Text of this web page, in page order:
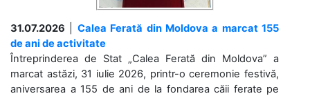
31.07.2026
Calea Ferată din Moldova a marcat 155
de ani de activitate
Întreprinderea de Stat „Calea Ferată din Moldova” a
marcat astăzi, 31 iulie 2026, printr-o ceremonie festivă,
aniversarea a 155 de ani de la fondarea căii ferate pe